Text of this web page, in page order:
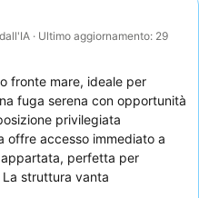
· Ultimo aggiornamento: 29
fronte mare, ideale per
fuga serena con opportunità
privilegiata
offre accesso immediato a
appartata, perfetta per
La struttura vanta